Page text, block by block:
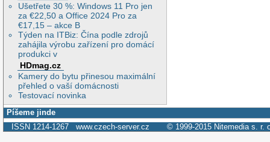
Ušetřete 30 %: Windows 11 Pro jen
za €22,50 a Office 2024 Pro za
€17,15 – akce B
Týden na ITBiz: Čína podle zdrojů
zahájila výrobu zařízení pro domácí
produkci v
HDmag.cz
Kamery do bytu přinesou maximální
přehled o vaší domácnosti
Testovací novinka
Píšeme jinde
ISSN 1214-1267 www.czech-server.cz © 1999-2015 Nitemedia s. r.